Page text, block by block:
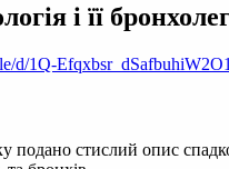
і її
d/1Q-
подано стислий опис